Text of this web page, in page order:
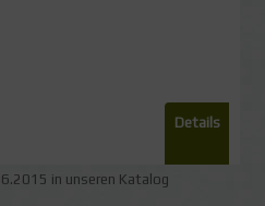
Details
in unseren Katalog